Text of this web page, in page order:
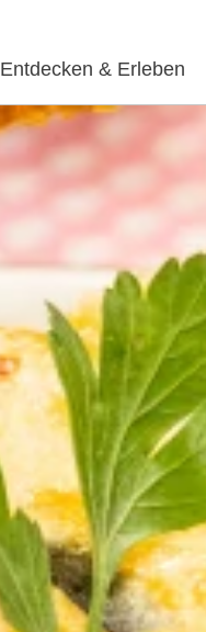
Entdecken & Erleben